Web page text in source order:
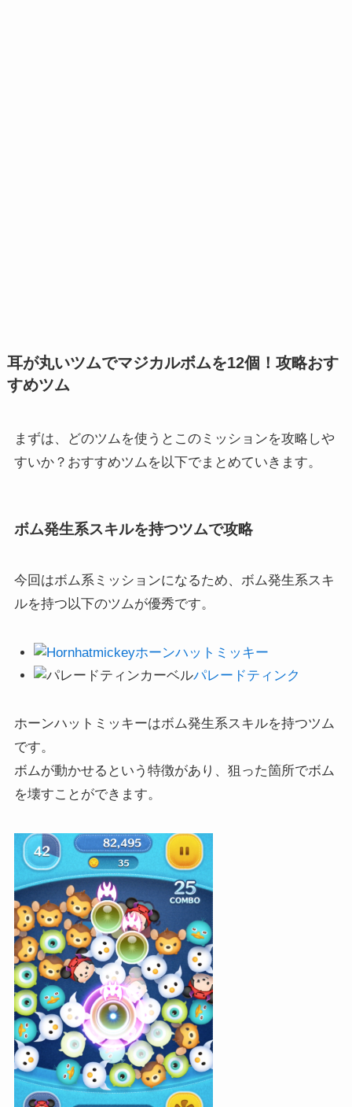
耳が丸いツムでマジカルボムを12個！攻略おす
すめツム
まずは、どのツムを使うとこのミッションを攻略しや
すいか？おすすめツムを以下でまとめていきます。
ボム発生系スキルを持つツムで攻略
今回はボム系ミッションになるため、ボム発生系スキ
ルを持つ以下のツムが優秀です。
ホーンハットミッキー
パレードティンク
ホーンハットミッキーはボム発生系スキルを持つツム
です。
ボムが動かせるという特徴があり、狙った箇所でボム
を壊すことができます。